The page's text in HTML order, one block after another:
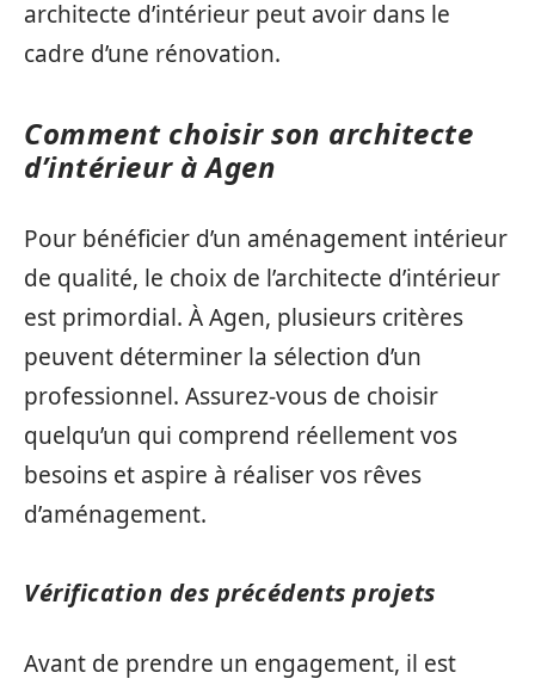
architecte d’intérieur peut avoir dans le
cadre d’une rénovation.
Comment choisir son architecte
d’intérieur à Agen
Pour bénéficier d’un aménagement intérieur
de qualité, le choix de l’architecte d’intérieur
est primordial. À Agen, plusieurs critères
peuvent déterminer la sélection d’un
professionnel. Assurez-vous de choisir
quelqu’un qui comprend réellement vos
besoins et aspire à réaliser vos rêves
d’aménagement.
Vérification des précédents projets
Avant de prendre un engagement, il est